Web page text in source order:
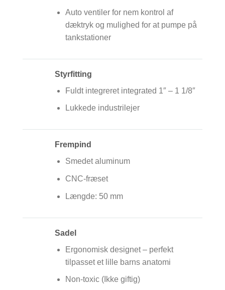
Auto ventiler for nem kontrol af
dæktryk og mulighed for at pumpe på
tankstationer
Styrfitting
Fuldt integreret integrated 1″ – 1 1/8″
Lukkede industrilejer
Frempind
Smedet aluminum
CNC-fræset
Længde: 50 mm
Sadel
Ergonomisk designet – perfekt
tilpasset et lille barns anatomi
Non-toxic (Ikke giftig)